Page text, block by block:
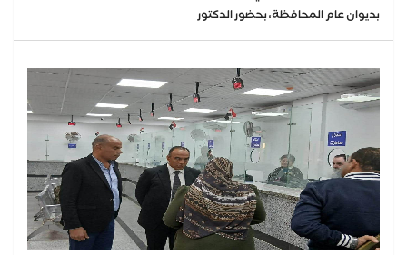
بديوان عام المحافظة، بحضور الدكتور